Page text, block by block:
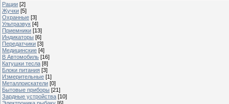
Рации [2]
Жучки [5]
Охранные [3]
Ультразвук [4]
Приемники [13]
Индикаторы [6]
Передатчики [3]
Медицинские [4]
В Автомобиль [16]
Катушки тесла [8]
Блоки питания [3]
Измерительные [1]
Металлоискатели [0]
Бытовые приборы [21]
Зардные устройства [10]